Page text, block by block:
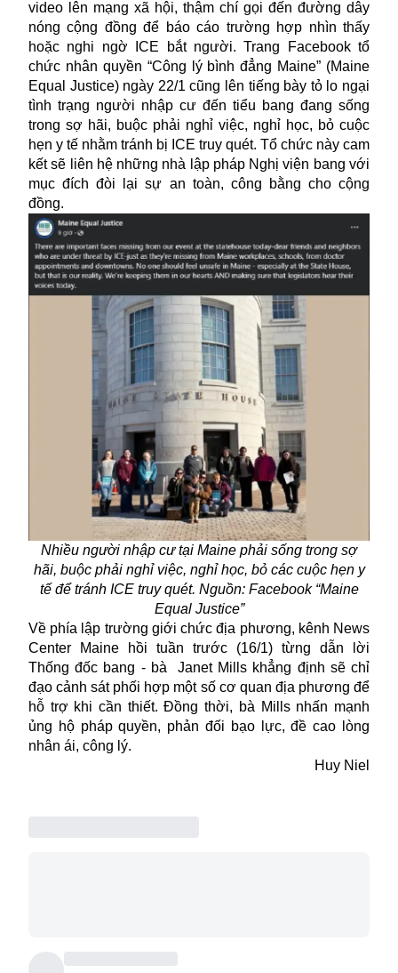
video lên mạng xã hội, thậm chí gọi đến đường dây
nóng cộng đồng để báo cáo trường hợp nhìn thấy
hoặc nghi ngờ ICE bắt người. Trang Facebook tổ
chức nhân quyền “Công lý bình đẳng Maine” (Maine
Equal Justice) ngày 22/1 cũng lên tiếng bày tỏ lo ngại
tình trạng người nhập cư đến tiểu bang đang sống
trong sợ hãi, buộc phải nghỉ việc, nghỉ học, bỏ cuộc
hẹn y tế nhằm tránh bị ICE truy quét. Tổ chức này cam
kết sẽ liên hệ những nhà lập pháp Nghị viện bang với
mục đích đòi lại sự an toàn, công bằng cho cộng
đồng.
Nhiều người nhập cư tại Maine phải sống trong sợ
hãi, buộc phải nghỉ việc, nghỉ học, bỏ các cuộc hẹn y
tế để tránh ICE truy quét. Nguồn: Facebook “Maine
Equal Justice”
Về phía lập trường giới chức địa phương, kênh News
Center Maine hồi tuần trước (16/1) từng dẫn lời
Thống đốc bang - bà Janet Mills khẳng định sẽ chỉ
đạo cảnh sát phối hợp một số cơ quan địa phương để
hỗ trợ khi cần thiết. Đồng thời, bà Mills nhấn mạnh
ủng hộ pháp quyền, phản đối bạo lực, đề cao lòng
nhân ái, công lý.
Huy Niel